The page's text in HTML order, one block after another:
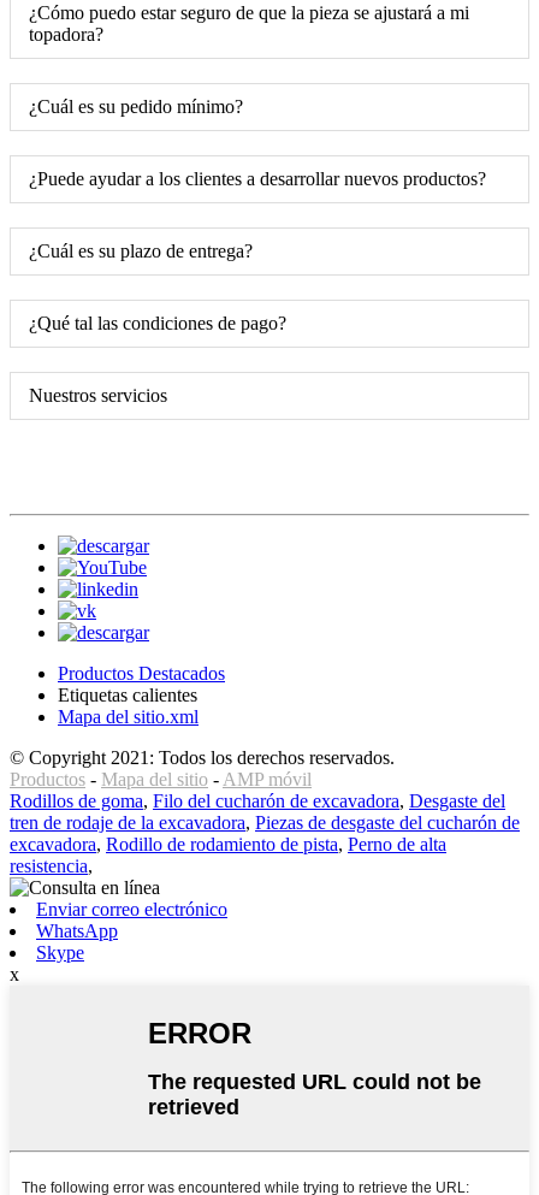
¿Cómo puedo estar seguro de que la pieza se ajustará a mi
topadora?
¿Cuál es su pedido mínimo?
¿Puede ayudar a los clientes a desarrollar nuevos productos?
¿Cuál es su plazo de entrega?
¿Qué tal las condiciones de pago?
Nuestros servicios
Productos Destacados
Etiquetas calientes
Mapa del sitio.xml
© Copyright 2021: Todos los derechos reservados.
Productos - Mapa del sitio - AMP móvil
Rodillos de goma, Filo del cucharón de excavadora, Desgaste del
tren de rodaje de la excavadora, Piezas de desgaste del cucharón de
excavadora, Rodillo de rodamiento de pista, Perno de alta
resistencia,
Enviar correo electrónico
WhatsApp
Skype
x